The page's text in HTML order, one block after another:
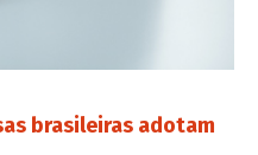
brasileiras adotam